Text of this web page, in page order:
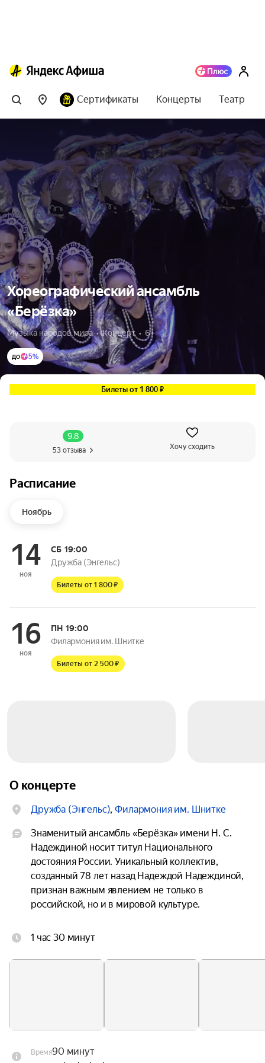
Сертификаты Концерты Театр
Хореографический ансамбль
«Берёзка»
Музыка народов мира  •  Концерт  •  6+
до 5%
Билеты от 1 800 ₽
9.8
53 отзыва Хочу сходить
Расписание
Ноябрь
14
ноя
СБ19:00
Дружба (Энгельс)
Билеты от 1 800 ₽
16
ноя
ПН19:00
Филармония им. Шнитке
Билеты от 2 500 ₽
О концерте
Дружба (Энгельс),Филармония им. Шнитке
Знаменитый ансамбль «Берёзка» имени Н. С.
Надеждиной носит титул Национального
достояния России. Уникальный коллектив,
созданный 78 лет назад Надеждой Надеждиной,
признан важным явлением не только в
российской, но и в мировой культуре.
В этот вечер зрители увидят шедевры из
также восстановленные танцевальные сцены
знаменитые девичьи хороводы, и танцевальные
сцены, и шуточные хореографические картины.
1 час 30 минут
Время90 минут